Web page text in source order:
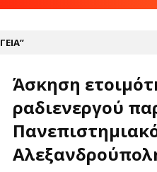
Άσκηση
ραδιενεργού